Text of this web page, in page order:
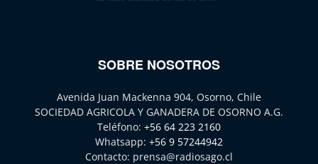
SOBRE NOSOTROS
Avenida Juan Mackenna 904, Osorno, Chile
SOCIEDAD AGRICOLA Y GANADERA DE OSORNO A.G.
Teléfono: +56 64 223 2160
Whatsapp: +56 9 57244942
Contacto: prensa@radiosago.cl